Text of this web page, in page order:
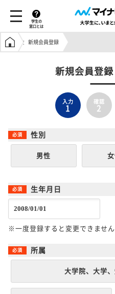
学生の
窓口とは
学生の窓口トップ
新規会員登録
新規会員登
入力
1
確認
2
性別
男性
生年月日
※一度登録すると変更できません
所属
大学院、大学